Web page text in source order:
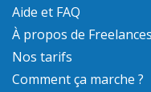
Aide et FAQ
À propos de
Nos tarifs
Comment ça marche ?